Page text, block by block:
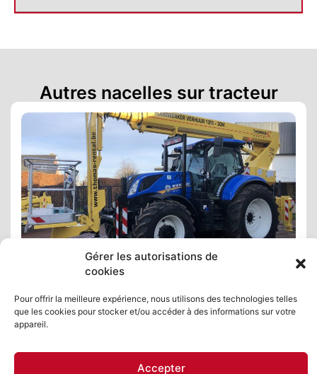
Gérer les autorisations de
cookies
Pour offrir la meilleure expérience, nous utilisons des technologies telles
que les cookies pour stocker et/ou accéder à des informations sur votre
appareil.
Accepter
Autres nacelles sur tracteur
240 PTO (2010)
Plus d'infos